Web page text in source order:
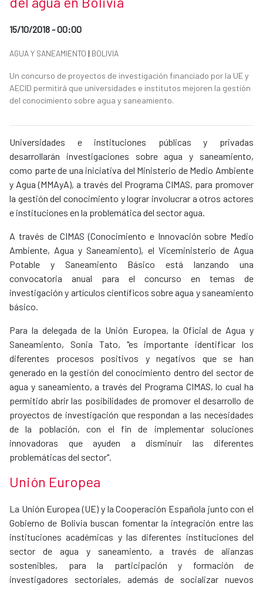
Date of publication of the news item
15/10/2018 - 00:00
News categories
AGUA Y SANEAMIENTO | BOLIVIA
Summary of the news
Un concurso de proyectos de investigación financiado por la UE y
AECID permitirá que universidades e institutos mejoren la gestión
del conocimiento sobre agua y saneamiento.
News content
Universidades e instituciones públicas y privadas
desarrollarán investigaciones sobre agua y saneamiento,
como parte de una iniciativa del Ministerio de Medio Ambiente
y Agua (MMAyA), a través del Programa CIMAS, para promover
la gestión del conocimiento y lograr involucrar a otros actores
e instituciones en la problemática del sector agua.
A través de CIMAS (Conocimiento e Innovación sobre Medio
Ambiente, Agua y Saneamiento), el Viceministerio de Agua
Potable y Saneamiento Básico está lanzando una
convocatoria anual para el concurso en temas de
investigación y artículos científicos sobre agua y saneamiento
básico.
Para la delegada de la Unión Europea, la Oficial de Agua y
Saneamiento, Sonia Tato, "es importante identificar los
diferentes procesos positivos y negativos que se han
generado en la gestión del conocimiento dentro del sector de
agua y saneamiento, a través del Programa CIMAS, lo cual ha
permitido abrir las posibilidades de promover el desarrollo de
proyectos de investigación que respondan a las necesidades
de la población, con el fin de implementar soluciones
innovadoras que ayuden a disminuir las diferentes
problemáticas del sector".
Unión Europea
La Unión Europea (UE) y la Cooperación Española junto con el
Gobierno de Bolivia buscan fomentar la integración entre las
instituciones académicas y las diferentes instituciones del
sector de agua y saneamiento, a través de alianzas
sostenibles, para la participación y formación de
investigadores sectoriales, además de socializar nuevos